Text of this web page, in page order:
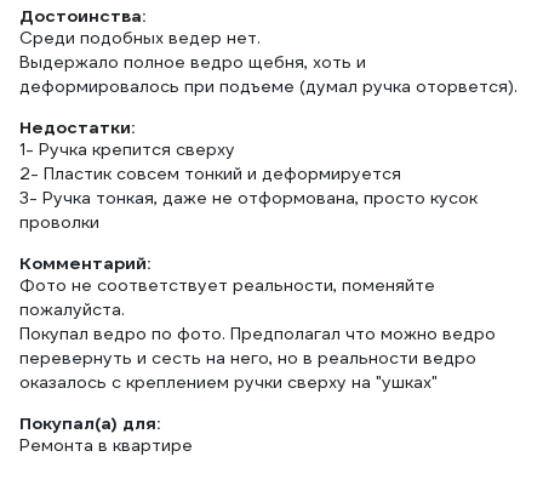
Достоинства:
Среди подобных ведер нет.
Выдержало полное ведро щебня, хоть и
деформировалось при подъеме (думал ручка оторвется).
Недостатки:
1- Ручка крепится сверху
2- Пластик совсем тонкий и деформируется
3- Ручка тонкая, даже не отформована, просто кусок
проволки
Комментарий:
Фото не соответствует реальности, поменяйте
пожалуйста.
Покупал ведро по фото. Предполагал что можно ведро
перевернуть и сесть на него, но в реальности ведро
оказалось с креплением ручки сверху на "ушках"
Покупал(а) для:
Ремонта в квартире